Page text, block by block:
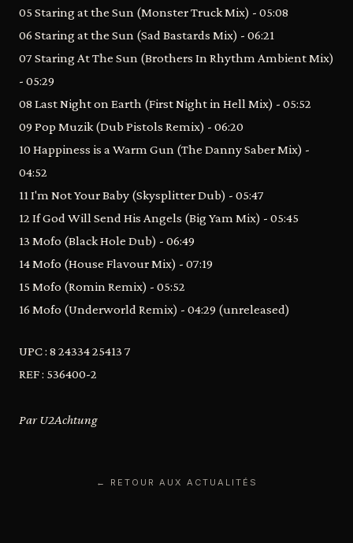
05 Staring at the Sun (Monster Truck Mix) - 05:08
06 Staring at the Sun (Sad Bastards Mix) - 06:21
07 Staring At The Sun (Brothers In Rhythm Ambient Mix)
- 05:29
08 Last Night on Earth (First Night in Hell Mix) - 05:52
09 Pop Muzik (Dub Pistols Remix) - 06:20
10 Happiness is a Warm Gun (The Danny Saber Mix) -
04:52
11 I'm Not Your Baby (Skysplitter Dub) - 05:47
12 If God Will Send His Angels (Big Yam Mix) - 05:45
13 Mofo (Black Hole Dub) - 06:49
14 Mofo (House Flavour Mix) - 07:19
15 Mofo (Romin Remix) - 05:52
16 Mofo (Underworld Remix) - 04:29 (unreleased)
UPC : 8 24334 25413 7
REF : 536400-2
Par U2Achtung
← RETOUR AUX ACTUALITÉS